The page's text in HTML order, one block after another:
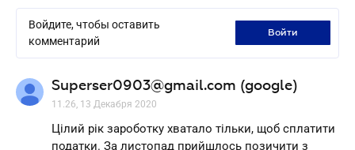
Войдите, чтобы оставить
комментарий
войти
Superser0903@gmail.com (google)
11.26, 13 Декабря 2020
Цілий рік зароботку хватало тільки, щоб сплатити
податки. За листопад прийшлось позичити з